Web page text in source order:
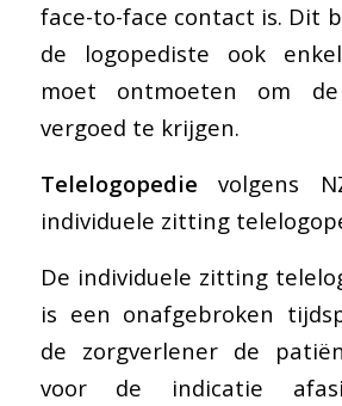
face-to-face contact is. Dit
de logopediste ook
moet ontmoeten om de
vergoed te krijgen.
Telelogopedie volgens
individuele zitting
De individuele zitting
is een onafgebroken
de zorgverlener de
voor de indicatie